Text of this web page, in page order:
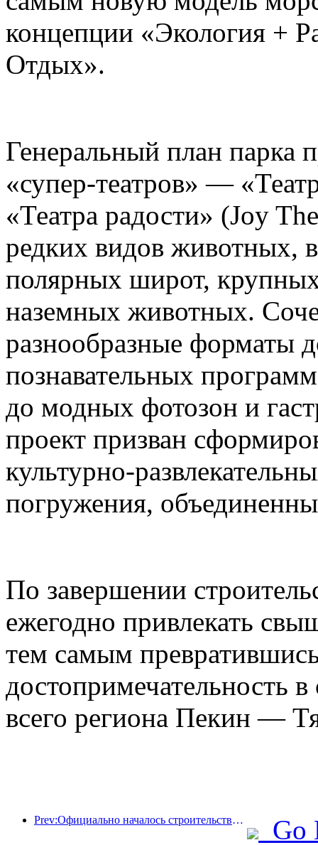
концепции «Экология +
Отдых».
Генеральный план парка
«супер-театров» —
«Театра радости» (Joy
редких видов животных,
полярных широт,
наземных животных.
разнообразные форматы
познавательных
до модных фотозон и
проект призван
культурно-
погружения,
По завершении
ежегодно привлекать
тем самым
достопримечательность
всего региона Пекин —
Prev:Официально началось строительство жилого комплекса 'Сиань Цюйцзян Тайпинфан', общая площадь застройки которого составляет 137 000 квадратных метров.
Go